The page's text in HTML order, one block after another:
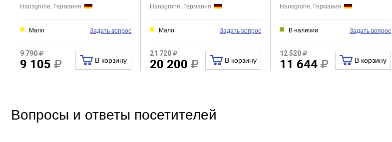
Hansgrohe, Германия
Мало Задать вопрос
9 790
9 105 В корзину
Hansgrohe, Германия
Мало Задать вопрос
21 720
20 200 В корзину
Hansgrohe, Германия
В наличии Задать вопрос
12 520
11 644 В корзину
Вопросы и ответы посетителей